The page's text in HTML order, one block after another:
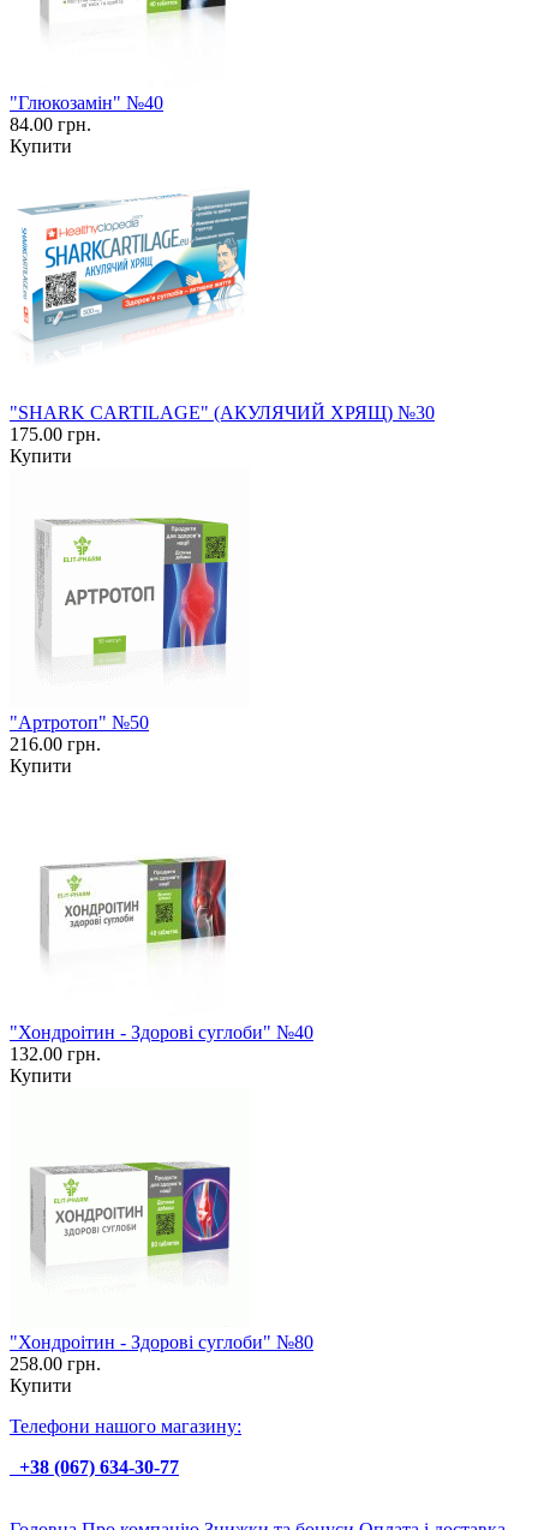
"Глюкозамін" №40
84.00 грн.
Купити
"SHARK CARTILAGE" (АКУЛЯЧИЙ ХРЯЩ) №30
175.00 грн.
Купити
"Артротоп" №50
216.00 грн.
Купити
"Хондроітин - Здорові суглоби" №40
132.00 грн.
Купити
"Хондроітин - Здорові суглоби" №80
258.00 грн.
Купити
Телефони нашого магазину:
+38 (067) 634-30-77